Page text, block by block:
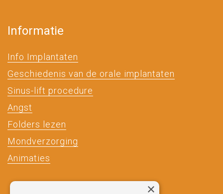
Informatie
Info Implantaten
Geschiedenis van de orale implantaten
Sinus-lift procedure
Angst
Folders lezen
Mondverzorging
Animaties
×